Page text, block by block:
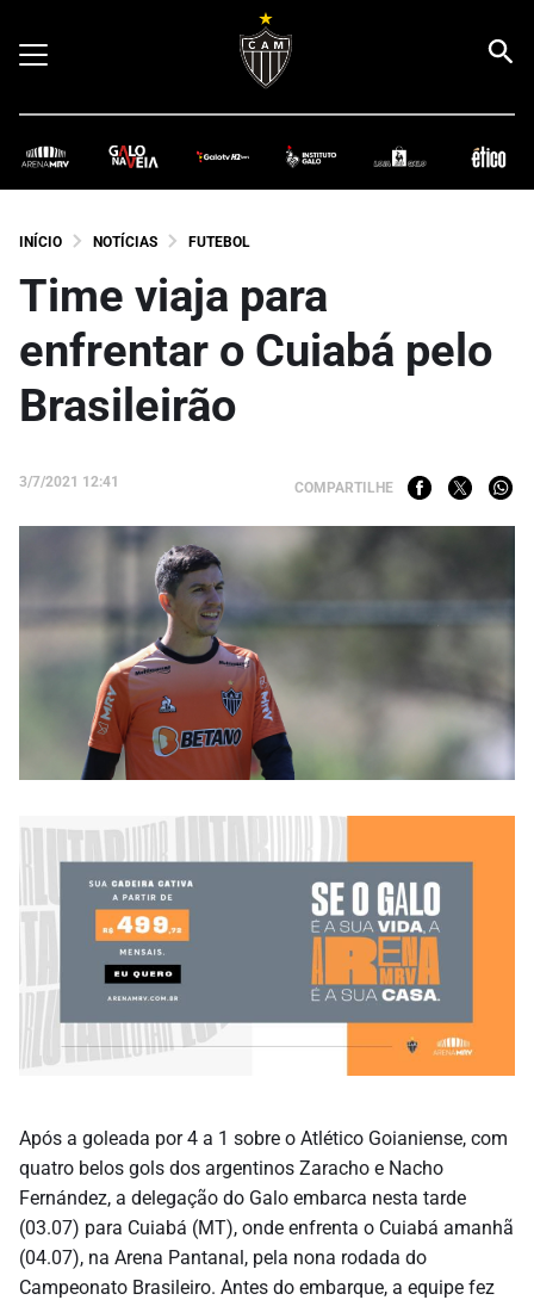
INÍCIO NOTÍCIAS FUTEBOL
Time viaja para
enfrentar o Cuiabá pelo
Brasileirão
3/7/2021 12:41 COMPARTILHE
Após a goleada por 4 a 1 sobre o Atlético Goianiense, com
quatro belos gols dos argentinos Zaracho e Nacho
Fernández, a delegação do Galo embarca nesta tarde
(03.07) para Cuiabá (MT), onde enfrenta o Cuiabá amanhã
(04.07), na Arena Pantanal, pela nona rodada do
Campeonato Brasileiro. Antes do embarque, a equipe fez